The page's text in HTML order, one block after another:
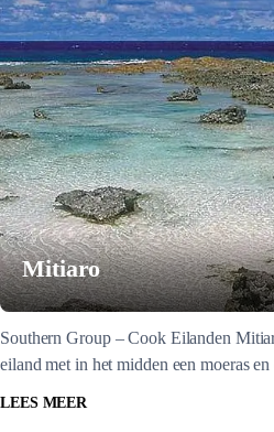
Mitiaro
Southern Group – Cook Eilanden
eiland met in het midden een moeras
LEES MEER